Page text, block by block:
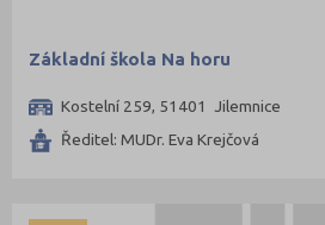
Základní škola Na horu
Kostelní 259, 51401 Jilemnice
Ředitel: MUDr. Eva Krejčová